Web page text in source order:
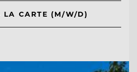
LA CARTE (M/W/D)